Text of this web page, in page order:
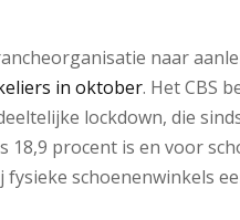
naar
in oktober. Het CBS
lockdown, die
18,9 procent is en voor
schoenenwinkels